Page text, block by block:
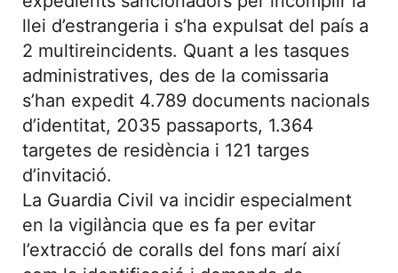
llei d’estrangeria i s’ha expulsat del país a
2 multireincidents. Quant a les tasques
administratives, des de la comissaria
s’han expedit 4.789 documents nacionals
d’identitat, 2035 passaports, 1.364
targetes de residència i 121 targes
d’invitació.
La Guardia Civil va incidir especialment
en la vigilància que es fa per evitar
l’extracció de coralls del fons marí així